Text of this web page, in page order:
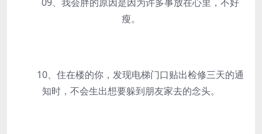
瘦。
10、住在楼的你，发现电梯门口贴出检修三天的通
知时，不会生出想要躲到朋友家去的念头。